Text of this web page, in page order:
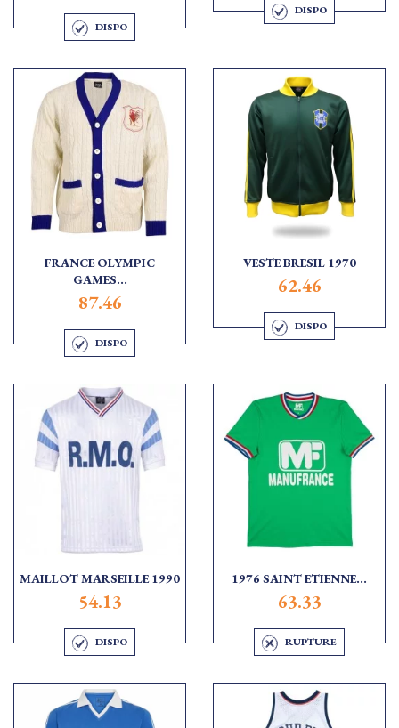
DISPO
DISPO
FRANCE OLYMPIC
GAMES...
87.46
DISPO
VESTE BRESIL 1970
62.46
DISPO
MAILLOT MARSEILLE 1990
54.13
DISPO
1976 SAINT ETIENNE...
63.33
RUPTURE